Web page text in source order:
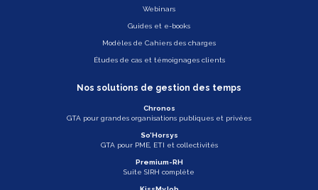
Webinars
Guides et e-books
Modèles de Cahiers des charges
Études de cas et témoignages clients
Nos solutions de gestion des temps
Chronos
GTA pour grandes organisations publiques et privées
So’Horsys
GTA pour PME, ETI et collectivités
Premium-RH
Suite SIRH complète